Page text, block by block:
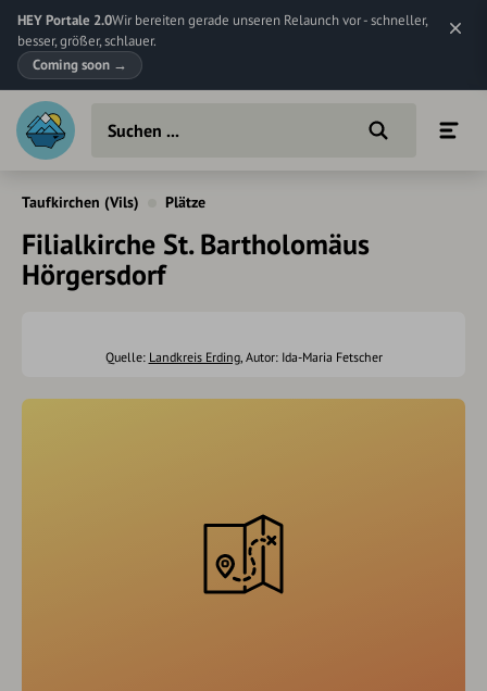
HEY Portale 2.0Wir bereiten gerade unseren Relaunch vor - schneller,
besser, größer, schlauer.
Coming soon →
Taufkirchen (Vils) Plätze
Filialkirche St. Bartholomäus
Hörgersdorf
Quelle: Landkreis Erding, Autor: Ida-Maria Fetscher